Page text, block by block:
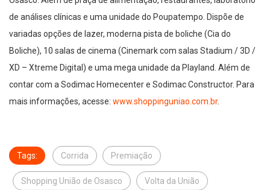
de análises clínicas e uma unidade do Poupatempo. Dispõe de
variadas opções de lazer, moderna pista de boliche (Cia do
Boliche), 10 salas de cinema (Cinemark com salas Stadium / 3D /
XD – Xtreme Digital) e uma mega unidade da Playland. Além de
contar com a Sodimac Homecenter e Sodimac Constructor. Para
mais informações, acesse: www.shoppinguniao.com.br.
Tags: Corrida Premiação
Shopping União de Osasco Volta da União